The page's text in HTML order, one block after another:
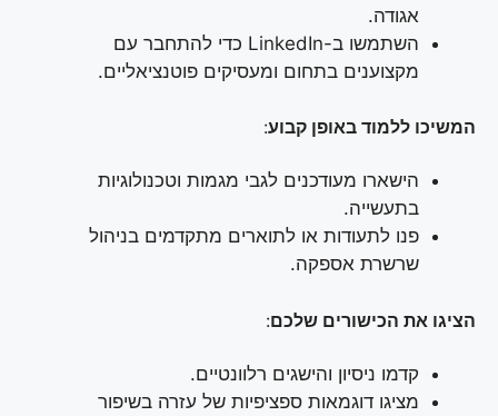
אגודה.
השתמשו ב-LinkedIn כדי להתחבר עם
מקצוענים בתחום ומעסיקים פוטנציאליים.
המשיכו ללמוד באופן קבוע:
הישארו מעודכנים לגבי מגמות וטכנולוגיות
בתעשייה.
פנו לתעודות או לתוארים מתקדמים בניהול
שרשרת אספקה.
הציגו את הכישורים שלכם:
קדמו ניסיון והישגים רלוונטיים.
מציגו דוגמאות ספציפיות של עזרה בשיפור